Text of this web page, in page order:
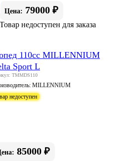
Цена: 79000 ₽
Товар недоступен для заказа
110cc MILLENNIUM
Sport L
TMMDS110
MILLENNIUM
недоступен
85000 ₽